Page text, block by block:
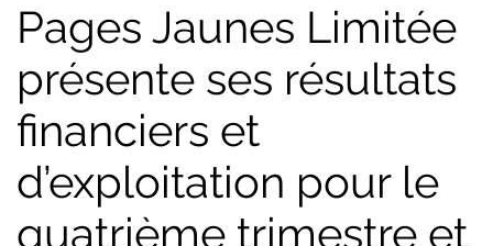
Pages Jaunes Limitée
présente ses résultats
financiers et
d’exploitation pour le
quatrième trimestre et